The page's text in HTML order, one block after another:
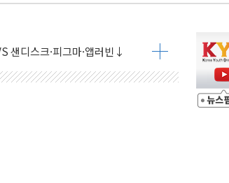
터·모빌리티 구체화
개정 논의"
스턴디지털·샌디스크↓
강세
고 기업 상승세 뚜렷